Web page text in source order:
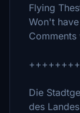
Flying
Won't
Die
des